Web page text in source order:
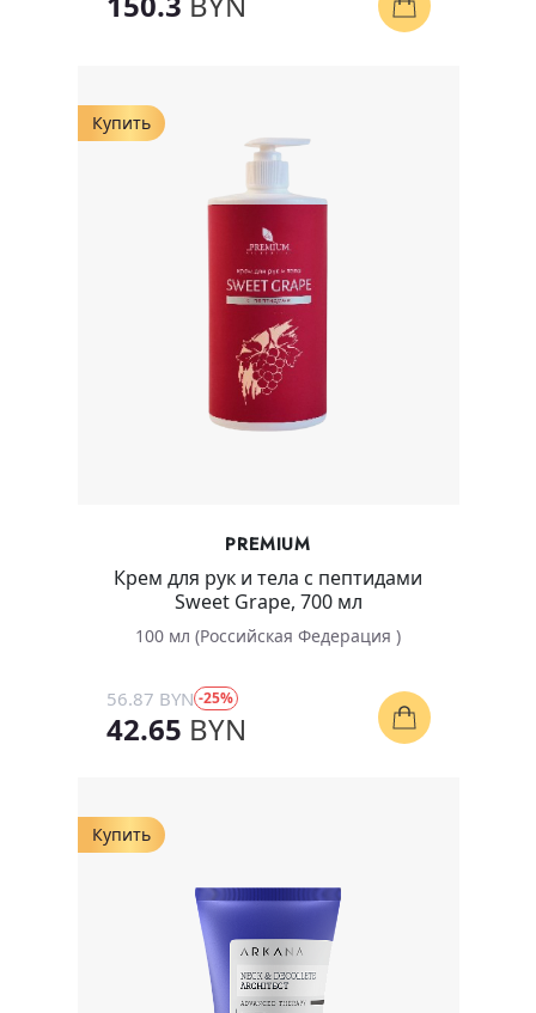
Купить
PREMIUM
Крем для рук и тела с пептидами
Sweet Grape, 700 мл
100 мл (Российская Федерация )
56.87 BYN -25%
42.65 BYN
Купить